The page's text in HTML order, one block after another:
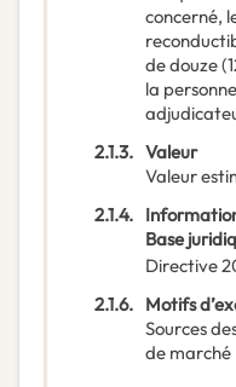
concerné,
de douze
la
2.1.3. Valeur
Valeur
2.1.4.
Base
Directive
2.1.6. Motifs
Sources
de marché